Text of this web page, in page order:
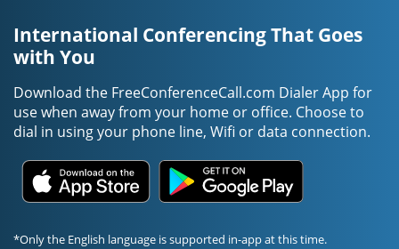
International Conferencing That Goes
with You
Download the FreeConferenceCall.com Dialer App for
use when away from your home or office. Choose to
dial in using your phone line, Wifi or data connection.
*Only the English language is supported in-app at this time.